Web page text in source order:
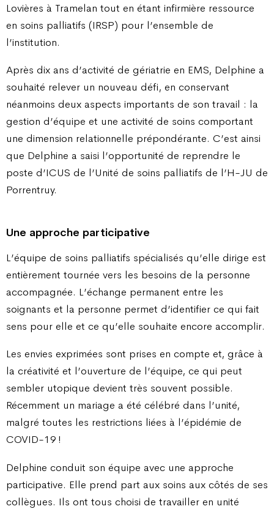
Lovières à Tramelan tout en étant infirmière ressource
en soins palliatifs (IRSP) pour l’ensemble de
l’institution.
Après dix ans d’activité de gériatrie en EMS, Delphine a
souhaité relever un nouveau défi, en conservant
néanmoins deux aspects importants de son travail : la
gestion d’équipe et une activité de soins comportant
une dimension relationnelle prépondérante. C’est ainsi
que Delphine a saisi l’opportunité de reprendre le
poste d’ICUS de l’Unité de soins palliatifs de l’H-JU de
Porrentruy.
Une approche participative
L’équipe de soins palliatifs spécialisés qu’elle dirige est
entièrement tournée vers les besoins de la personne
accompagnée. L’échange permanent entre les
soignants et la personne permet d’identifier ce qui fait
sens pour elle et ce qu’elle souhaite encore accomplir.
Les envies exprimées sont prises en compte et, grâce à
la créativité et l’ouverture de l’équipe, ce qui peut
sembler utopique devient très souvent possible.
Récemment un mariage a été célébré dans l’unité,
malgré toutes les restrictions liées à l’épidémie de
COVID-19 !
Delphine conduit son équipe avec une approche
participative. Elle prend part aux soins aux côtés de ses
collègues. Ils ont tous choisi de travailler en unité